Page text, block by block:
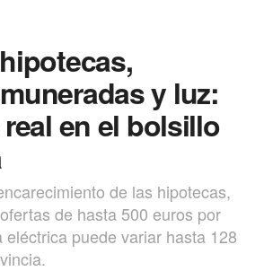
y luz:
en el bolsillo
de las hipotecas,
de hasta 500 euros por
eléctrica puede variar hasta 128